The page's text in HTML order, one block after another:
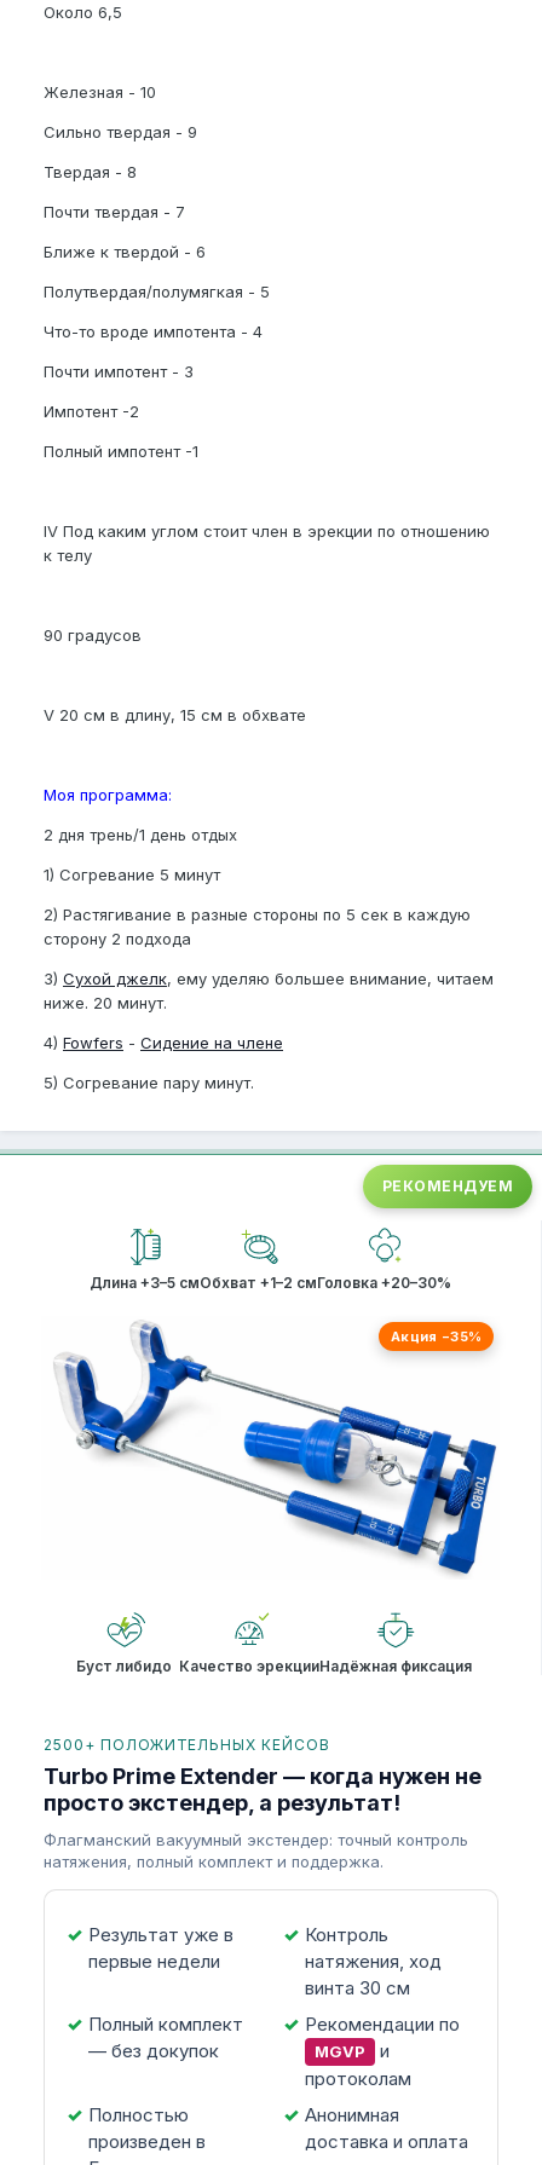
Около 6,5
Железная - 10
Сильно твердая - 9
Твердая - 8
Почти твердая - 7
Ближе к твердой - 6
Полутвердая/полумягкая - 5
Что-то вроде импотента - 4
Почти импотент - 3
Импотент -2
Полный импотент -1
IV Под каким углом стоит член в эрекции по отношению
к телу
90 градусов
V 20 см в длину, 15 см в обхвате
Моя программа:
2 дня трень/1 день отдых
1) Согревание 5 минут
2) Растягивание в разные стороны по 5 сек в каждую
сторону 2 подхода
3) Сухой джелк, ему уделяю большее внимание, читаем
ниже. 20 минут.
4) Fowfers - Сидение на члене
5) Согревание пару минут.
РЕКОМЕНДУЕМ
Длина +3–5 смОбхват +1–2 смГоловка +20–30%
Акция −35%
Буст либидо Качество эрекцииНадёжная фиксация
2500+ ПОЛОЖИТЕЛЬНЫХ КЕЙСОВ
Turbo Prime Extender — когда нужен не
просто экстендер, а результат!
Флагманский вакуумный экстендер: точный контроль
натяжения, полный комплект и поддержка.
Результат уже в
первые недели
Контроль
натяжения, ход
винта 30 см
Полный комплект
— без докупок
Рекомендации по
MGVP
и
протоколам
Полностью
произведен в
Анонимная
доставка и оплата